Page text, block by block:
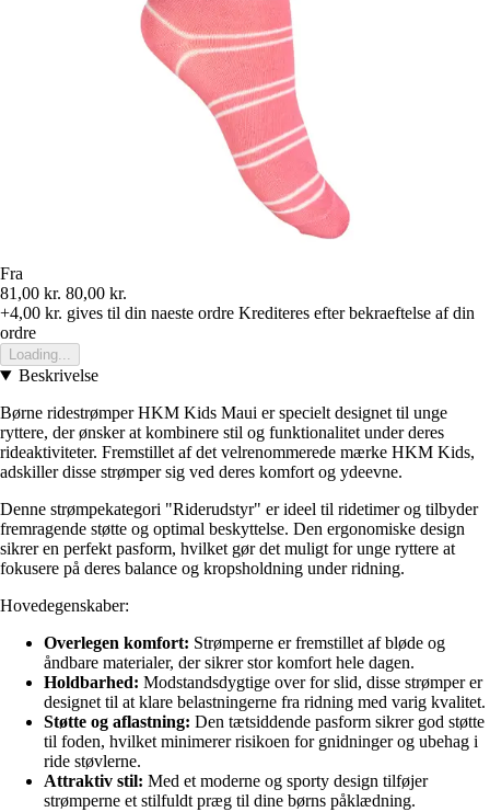
Fra
81,00 kr. 80,00 kr.
+4,00 kr. gives til din naeste ordre Krediteres efter bekraeftelse af din
ordre
Loading...
Beskrivelse
Børne ridestrømper HKM Kids Maui er specielt designet til unge
ryttere, der ønsker at kombinere stil og funktionalitet under deres
rideaktiviteter. Fremstillet af det velrenommerede mærke HKM Kids,
adskiller disse strømper sig ved deres komfort og ydeevne.
Denne strømpekategori "Riderudstyr" er ideel til ridetimer og tilbyder
fremragende støtte og optimal beskyttelse. Den ergonomiske design
sikrer en perfekt pasform, hvilket gør det muligt for unge ryttere at
fokusere på deres balance og kropsholdning under ridning.
Hovedegenskaber:
Overlegen komfort: Strømperne er fremstillet af bløde og
åndbare materialer, der sikrer stor komfort hele dagen.
Holdbarhed: Modstandsdygtige over for slid, disse strømper er
designet til at klare belastningerne fra ridning med varig kvalitet.
Støtte og aflastning: Den tætsiddende pasform sikrer god støtte
til foden, hvilket minimerer risikoen for gnidninger og ubehag i
ride støvlerne.
Attraktiv stil: Med et moderne og sporty design tilføjer
strømperne et stilfuldt præg til dine børns påklædning.